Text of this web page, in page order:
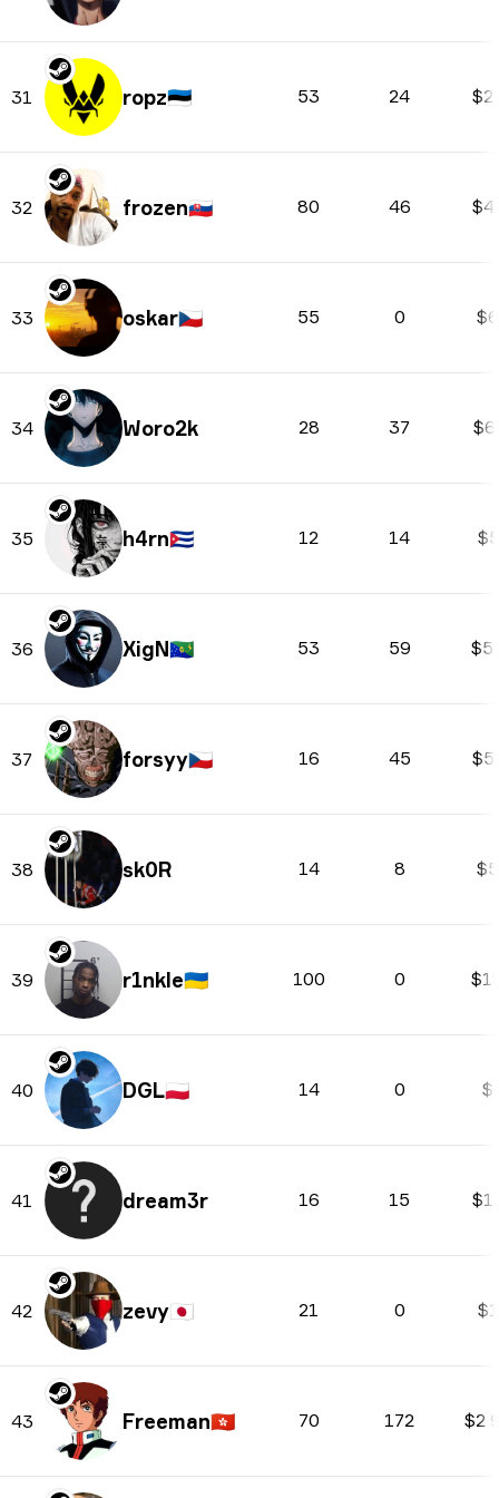
31 ropz🇪🇪 53 24
32 frozen🇸🇰 80 46
33 oskar🇨🇿 55 0
34 Woro2k 28 37
35 h4rn🇨🇺 12 14
36 XigN🇨🇽 53 59
37 forsyy🇨🇿 16 45
38 sk0R 14 8
39 r1nkle🇺🇦 100 0
40 DGL🇵🇱 14 0
41 dream3r 16 15
42 zevy🇯🇵 21 0
43 Freeman🇭🇰 70 172 $2